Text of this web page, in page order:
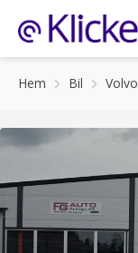
Hem Bil Volvo